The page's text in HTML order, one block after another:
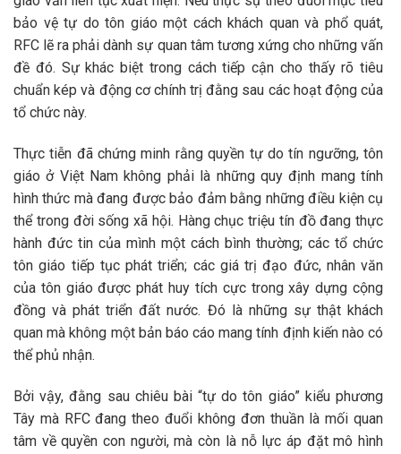
bảo vệ tự do tôn giáo một cách khách quan và phổ quát,
RFC lẽ ra phải dành sự quan tâm tương xứng cho những vấn
đề đó. Sự khác biệt trong cách tiếp cận cho thấy rõ tiêu
chuẩn kép và động cơ chính trị đằng sau các hoạt động của
tổ chức này.
Thực tiễn đã chứng minh rằng quyền tự do tín ngưỡng, tôn
giáo ở Việt Nam không phải là những quy định mang tính
hình thức mà đang được bảo đảm bằng những điều kiện cụ
thể trong đời sống xã hội. Hàng chục triệu tín đồ đang thực
hành đức tin của mình một cách bình thường; các tổ chức
tôn giáo tiếp tục phát triển; các giá trị đạo đức, nhân văn
của tôn giáo được phát huy tích cực trong xây dựng cộng
đồng và phát triển đất nước. Đó là những sự thật khách
quan mà không một bản báo cáo mang tính định kiến nào có
thể phủ nhận.
Bởi vậy, đằng sau chiêu bài “tự do tôn giáo” kiểu phương
Tây mà RFC đang theo đuổi không đơn thuần là mối quan
tâm về quyền con người, mà còn là nỗ lực áp đặt mô hình